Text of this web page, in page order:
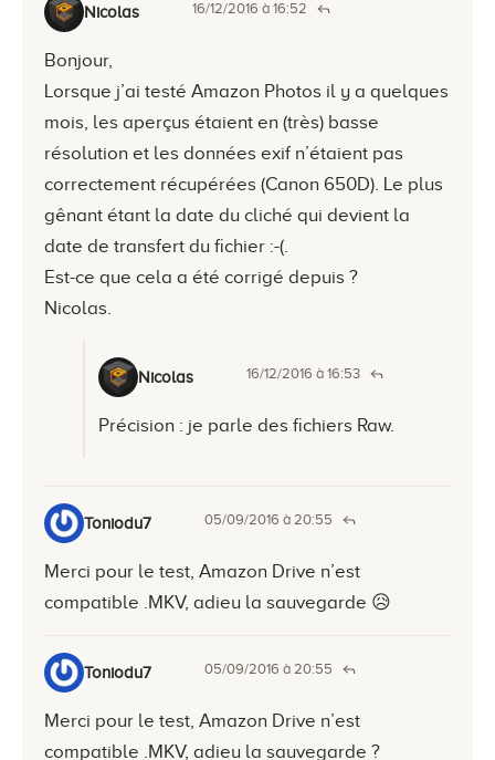
Nicolas 16/12/2016 à 16:52
Bonjour,
Lorsque j’ai testé Amazon Photos il y a quelques
mois, les aperçus étaient en (très) basse
résolution et les données exif n’étaient pas
correctement récupérées (Canon 650D). Le plus
gênant étant la date du cliché qui devient la
date de transfert du fichier :-(.
Est-ce que cela a été corrigé depuis ?
Nicolas.
Nicolas 16/12/2016 à 16:53
Précision : je parle des fichiers Raw.
Toniodu7 05/09/2016 à 20:55
Merci pour le test, Amazon Drive n’est
compatible .MKV, adieu la sauvegarde 😥
Toniodu7 05/09/2016 à 20:55
Merci pour le test, Amazon Drive n’est
compatible .MKV, adieu la sauvegarde ?